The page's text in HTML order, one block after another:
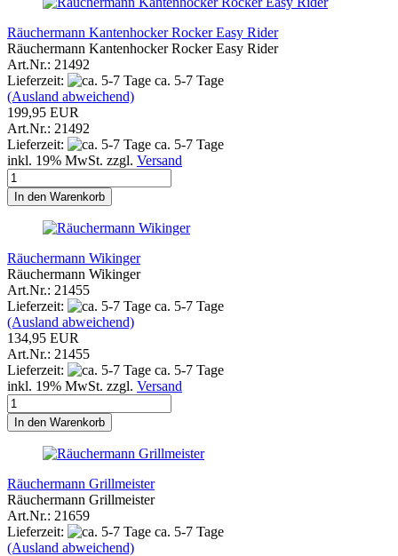
Räuchermann Kantenhocker Rocker Easy Rider
Räuchermann Kantenhocker Rocker Easy Rider
Art.Nr.: 21492
Lieferzeit:
ca. 5-7 Tage
(Ausland abweichend)
199,95 EUR
Art.Nr.: 21492
Lieferzeit:
ca. 5-7 Tage
inkl. 19% MwSt. zzgl. Versand
In den Warenkorb
Räuchermann Wikinger
Räuchermann Wikinger
Art.Nr.: 21455
Lieferzeit:
ca. 5-7 Tage
(Ausland abweichend)
134,95 EUR
Art.Nr.: 21455
Lieferzeit:
ca. 5-7 Tage
inkl. 19% MwSt. zzgl. Versand
In den Warenkorb
Räuchermann Grillmeister
Räuchermann Grillmeister
Art.Nr.: 21659
Lieferzeit:
ca. 5-7 Tage
(Ausland abweichend)